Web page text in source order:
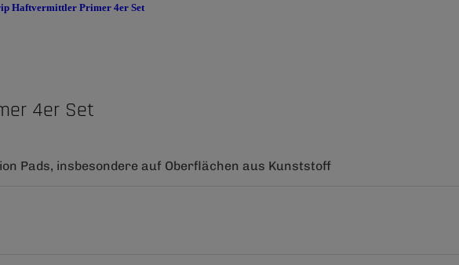
Haftvermittler Primer 4er Set
4er Set
Pads, insbesondere auf Oberflächen aus Kunststoff